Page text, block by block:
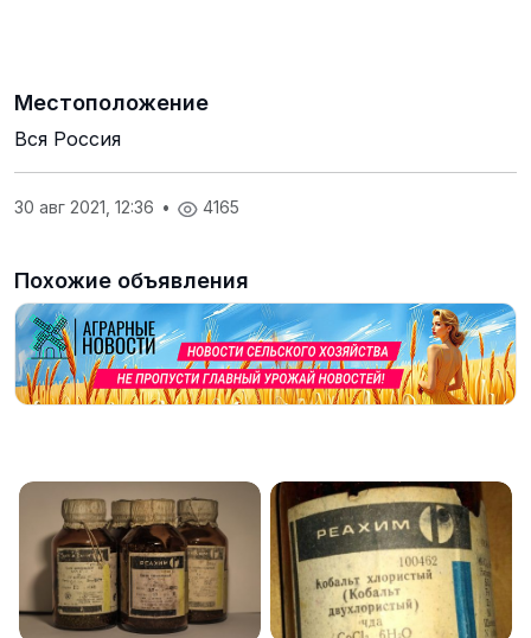
Местоположение
Вся Россия
30 авг 2021, 12:36 • 4165
Похожие объявления